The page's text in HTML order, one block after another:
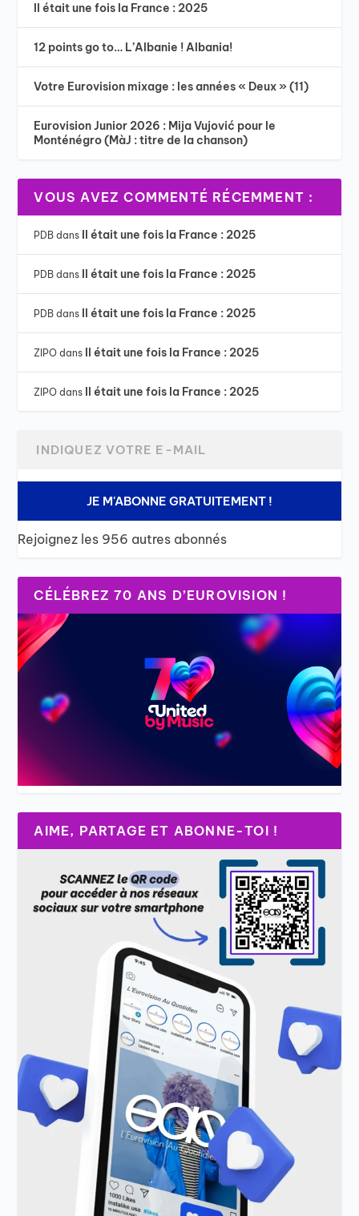
Il était une fois la France : 2025
12 points go to… L’Albanie ! Albania!
Votre Eurovision mixage : les années « Deux » (11)
Eurovision Junior 2026 : Mija Vujović pour le
Monténégro (MàJ : titre de la chanson)
VOUS AVEZ COMMENTÉ RÉCEMMENT :
PDB dans Il était une fois la France : 2025
PDB dans Il était une fois la France : 2025
PDB dans Il était une fois la France : 2025
ZIPO dans Il était une fois la France : 2025
ZIPO dans Il était une fois la France : 2025
JE M'ABONNE GRATUITEMENT !
Rejoignez les 956 autres abonnés
CÉLÉBREZ 70 ANS D’EUROVISION !
AIME, PARTAGE ET ABONNE-TOI !